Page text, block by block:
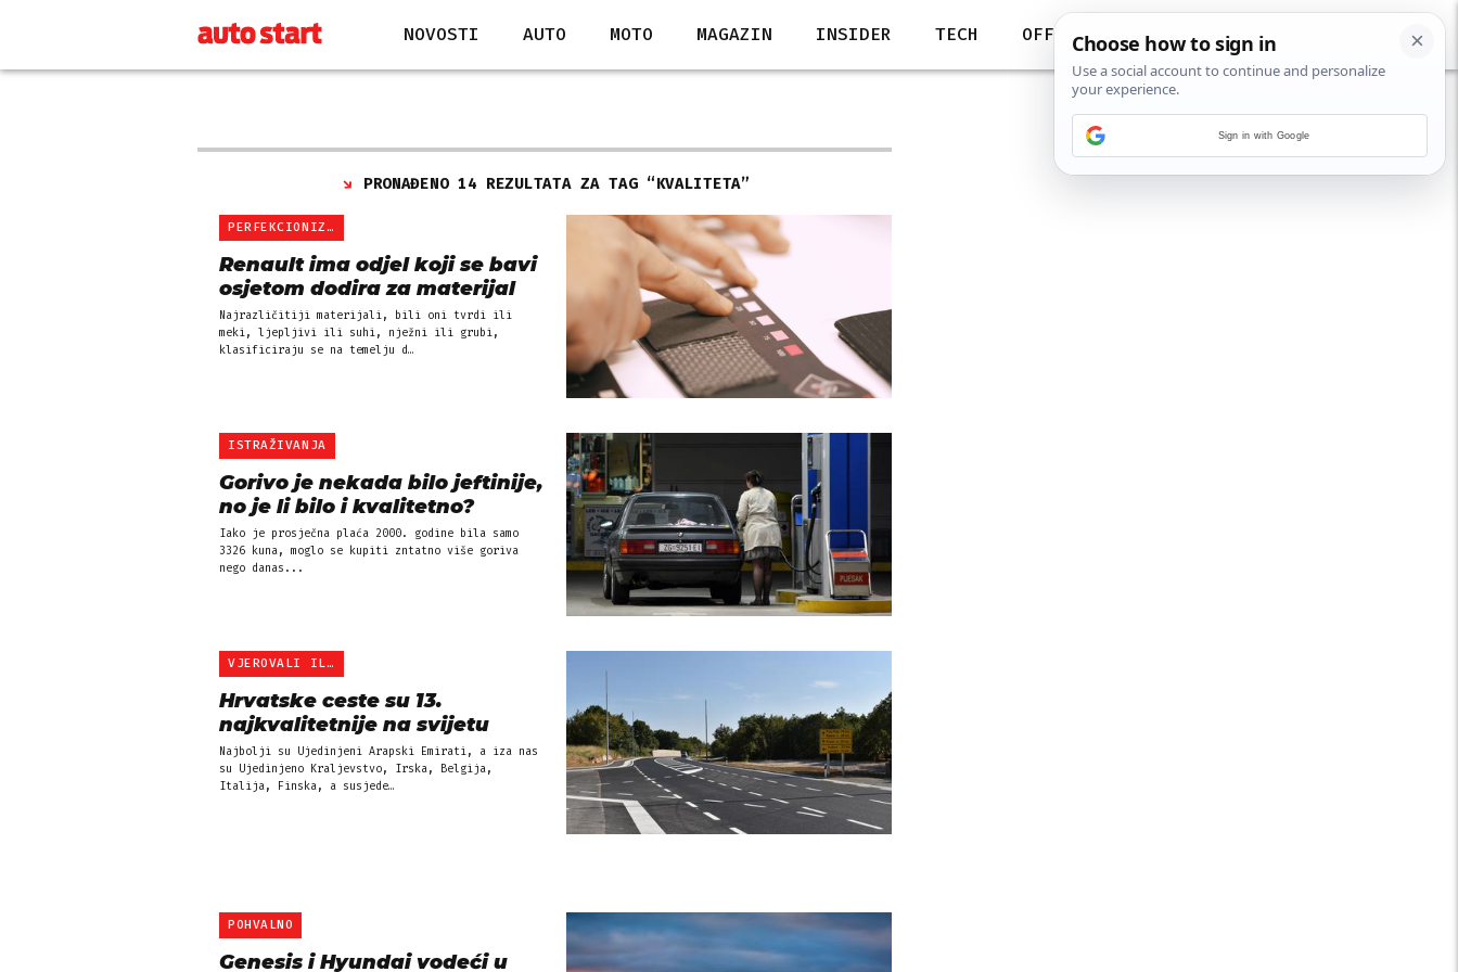
NOVOSTI AUTO MOTO MAGAZIN INSIDER TECH OFF
PRONAĐENO 14 REZULTATA ZA TAG “KVALITETA”
PERFEKCIONIZAM
Renault ima odjel koji se bavi
osjetom dodira za materijal
Najrazličitiji materijali, bili oni tvrdi ili
meki, ljepljivi ili suhi, nježni ili grubi,
klasificiraju se na temelju d…
ISTRAŽIVANJA
Gorivo je nekada bilo jeftinije,
no je li bilo i kvalitetno?
Iako je prosječna plaća 2000. godine bila samo
3326 kuna, moglo se kupiti zntatno više goriva
nego danas...
VJEROVALI ILI NE
Hrvatske ceste su 13.
najkvalitetnije na svijetu
Najbolji su Ujedinjeni Arapski Emirati, a iza nas
su Ujedinjeno Kraljevstvo, Irska, Belgija,
Italija, Finska, a susjede…
POHVALNO
Genesis i Hyundai vodeći u
Sign in with Google